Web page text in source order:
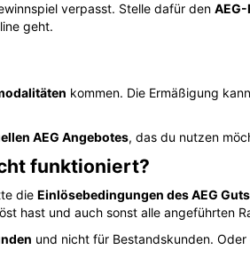
verpasst. Stelle dafür den
geht.
kommen. Die Ermäßigung
AEG Angebotes, das du nutzen
funktioniert?
die Einlösebedingungen des AEG
hast und auch sonst alle angeführten
und nicht für Bestandskunden. Oder